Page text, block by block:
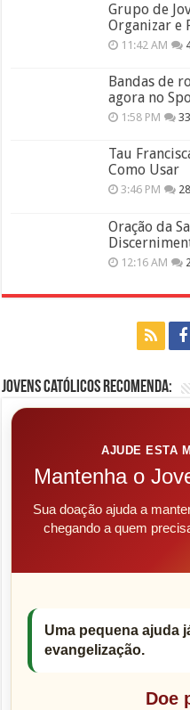
Grupo de
Organizar e
11:42 AM
Bandas de
agora no
1:58 PM 33
Tau
Como Usar
3:46 PM 28
Oração da
12:16 AM
Jovens Católicos Recomenda:
AJUDE ESTA
Mantenha o
Sua doação ajuda a
chegando a quem
Uma pequena ajuda
evangelização.
Doe